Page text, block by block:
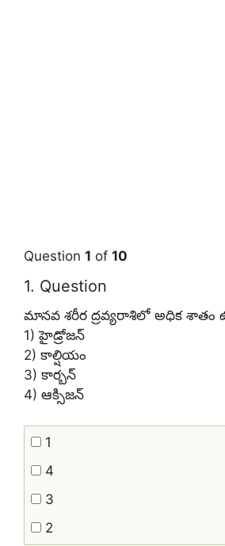
Question 1 of 10
1. Question
మానవ శరీర ద్రవ్యరాశిలో అధిక శాతం
1) హైడ్రోజన్
2) కాల్షియం
3) కార్బన్
4) ఆక్సిజన్
1
4
3
2